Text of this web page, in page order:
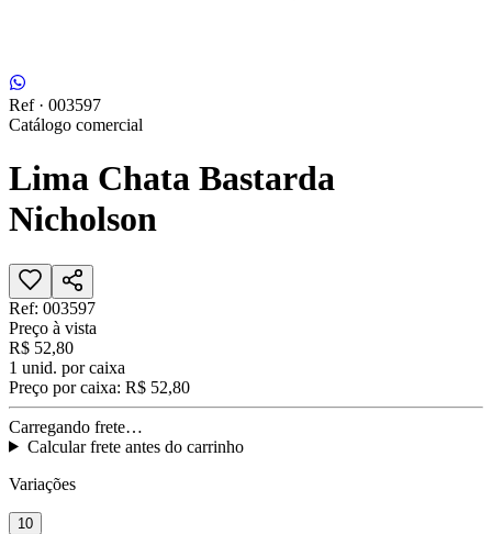
Ref · 003597
Catálogo comercial
Lima Chata Bastarda
Nicholson
Ref: 003597
Preço à vista
R$ 52,80
1 unid. por caixa
Preço por caixa: R$ 52,80
Carregando frete…
Calcular frete antes do carrinho
Variações
10